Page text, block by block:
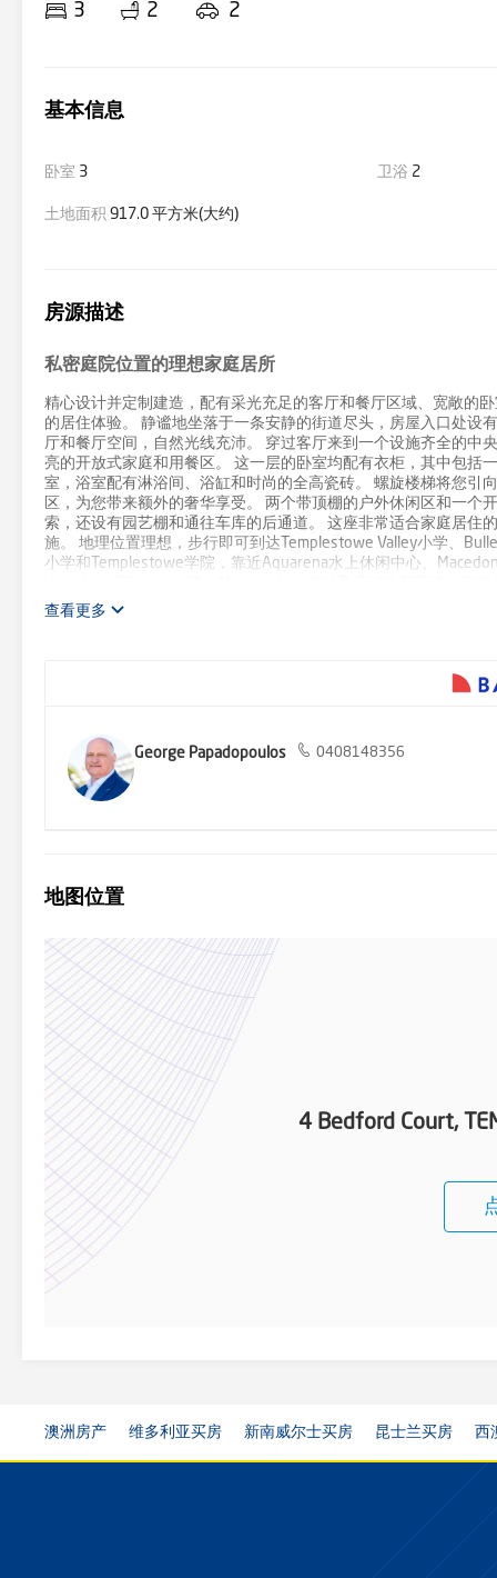
3 2 2
基本信息
卧室 3 卫浴 2
土地面积 917.0 平方米(大约)
房源描述
私密庭院位置的理想家庭居所
精心设计并定制建造，配有采光充足的客厅和餐厅区域、宽敞的
的居住体验。 静谧地坐落于一条安静的街道尽头，房屋入口处设
厅和餐厅空间，自然光线充沛。 穿过客厅来到一个设施齐全的中
亮的开放式家庭和用餐区。 这一层的卧室均配有衣柜，其中包括
室，浴室配有淋浴间、浴缸和时尚的全高瓷砖。 螺旋楼梯将您引
区，为您带来额外的奢华享受。 两个带顶棚的户外休闲区和一
索，还设有园艺棚和通往车库的后通道。 这座非常适合家庭居住
施。 地理位置理想，步行即可到达Templestowe Valley小学、
小学和Templestowe学院，靠近Aquarena水上休闲中心、
查看更多
George Papadopoulos 0408148356
地图位置
4 Bedford Court,
澳洲房产 维多利亚买房 新南威尔士买房 昆士兰买房 西